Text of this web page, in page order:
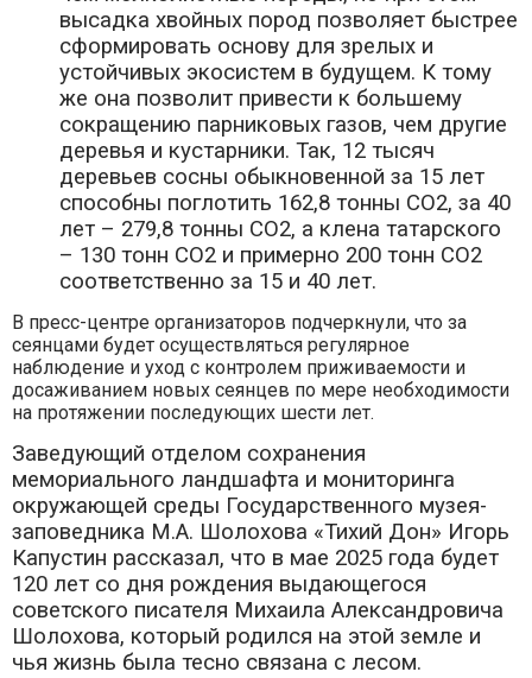
высадка хвойных пород позволяет быстрее
сформировать основу для зрелых и
устойчивых экосистем в будущем. К тому
же она позволит привести к большему
сокращению парниковых газов, чем другие
деревья и кустарники. Так, 12 тысяч
деревьев сосны обыкновенной за 15 лет
способны поглотить 162,8 тонны СО2, за 40
лет – 279,8 тонны CO2, а клена татарского
– 130 тонн СO2 и примерно 200 тонн CO2
соответственно за 15 и 40 лет.
В пресс-центре организаторов подчеркнули, что за
сеянцами будет осуществляться регулярное
наблюдение и уход с контролем приживаемости и
досаживанием новых сеянцев по мере необходимости
на протяжении последующих шести лет.
Заведующий отделом сохранения
мемориального ландшафта и мониторинга
окружающей среды Государственного музея-
заповедника М.А. Шолохова «Тихий Дон» Игорь
Капустин рассказал, что в мае 2025 года будет
120 лет со дня рождения выдающегося
советского писателя Михаила Александровича
Шолохова, который родился на этой земле и
чья жизнь была тесно связана с лесом.